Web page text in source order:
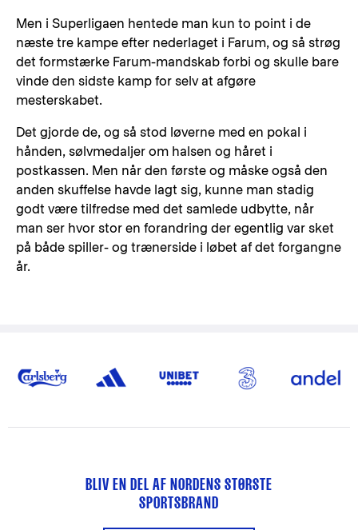
Men i Superligaen hentede man kun to point i de
næste tre kampe efter nederlaget i Farum, og så strøg
det formstærke Farum-mandskab forbi og skulle bare
vinde den sidste kamp for selv at afgøre
mesterskabet.
Det gjorde de, og så stod løverne med en pokal i
hånden, sølvmedaljer om halsen og håret i
postkassen. Men når den første og måske også den
anden skuffelse havde lagt sig, kunne man stadig
godt være tilfredse med det samlede udbytte, når
man ser hvor stor en forandring der egentlig var sket
på både spiller- og trænerside i løbet af det forgangne
år.
BLIV EN DEL AF NORDENS STØRSTE
SPORTSBRAND